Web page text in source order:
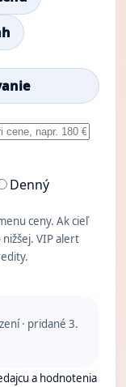
Denný
ceny. Ak cieľ
VIP alert
· pridané 3.
a hodnotenia